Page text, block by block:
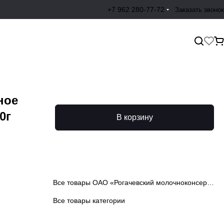
+7 962 280-77-72 Заказать звонок
В корзину
Все товары категории